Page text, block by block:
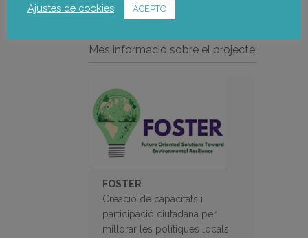
el sentit de col·laboració i unió al
voltant dels objectius del projecte.
Més informació sobre el projecte:
FOSTER
Creació de capacitats i
participació ciutadana per
millorar les polítiques locals
Ajustes de cookies ACEPTO